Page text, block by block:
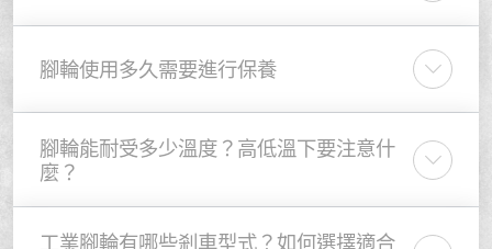
腳輪使用多久需要進行保養
腳輪能耐受多少溫度？高低溫下要注意什
麼？
工業腳輪有哪些剎車型式？如何選擇適合